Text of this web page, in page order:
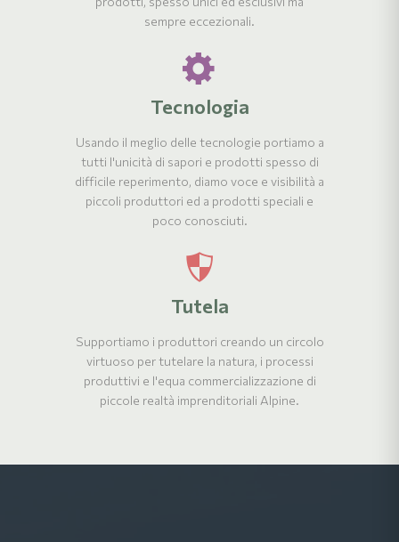
sempre eccezionali.
Tecnologia
Usando il meglio delle tecnologie portiamo a
tutti l'unicità di sapori e prodotti spesso di
difficile reperimento, diamo voce e visibilità a
piccoli produttori ed a prodotti speciali e
poco conosciuti.
Tutela
Supportiamo i produttori creando un circolo
virtuoso per tutelare la natura, i processi
produttivi e l'equa commercializzazione di
piccole realtà imprenditoriali Alpine.